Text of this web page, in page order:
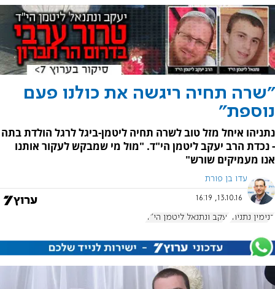
"שרה תחיה ריגשה את כולנו פעם
נוספת"
נתניהו איחל מזל טוב לשרה תחיה ליטמן-ביגל לרגל הולדת בתה
- נכדת הרב יעקב ליטמן הי"ד. "מול מי שמבקש לעקור אותנו
אנו מעמיקים שורש"
עדו בן פורת
13.10.16, 16:19
בנימין נתניהו יעקב ונתנאל ליטמן הי"ד